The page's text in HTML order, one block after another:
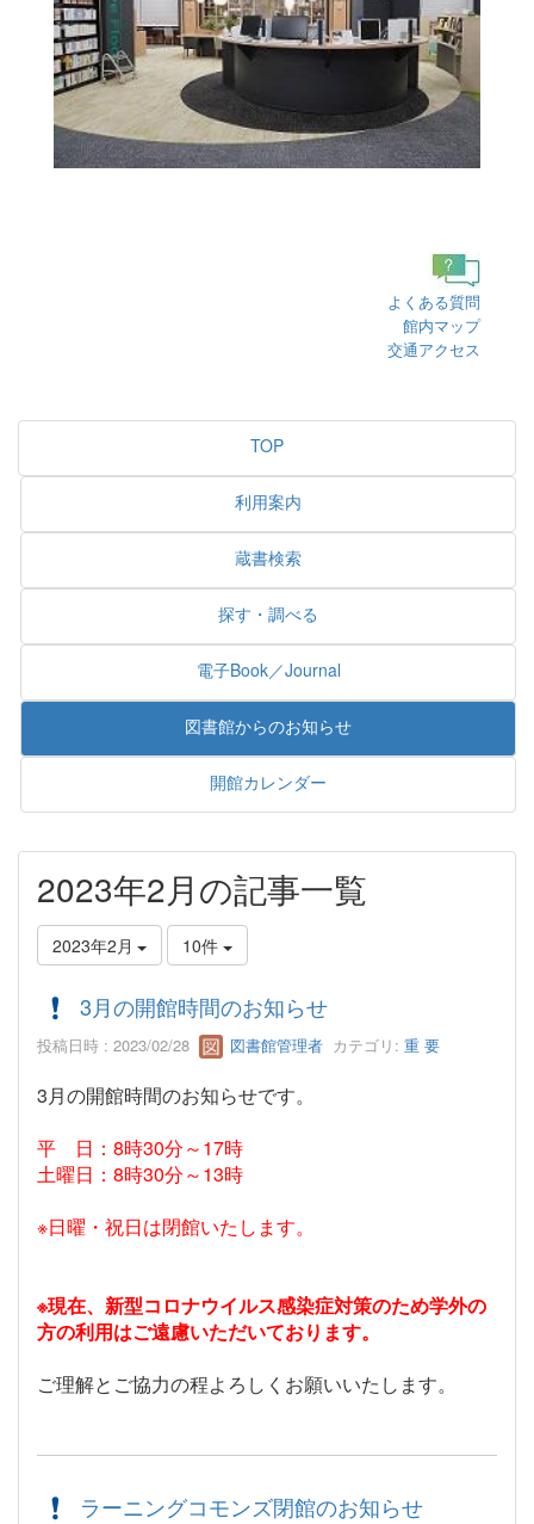
よくある質問
館内マップ
交通アクセス
TOP
利用案内
蔵書検索
探す・調べる
電子Book／Journal
図書館からのお知らせ
開館カレンダー
2023年2月の記事一覧
2023年2月 10件
3月の開館時間のお知らせ
投稿日時 : 2023/02/28 図書館管理者 カテゴリ: 重 要
3月の開館時間のお知らせです。
平 日：8時30分～17時
土曜日：8時30分～13時
※日曜・祝日は閉館いたします。
※現在、新型コロナウイルス感染症対策のため学外の
方の利用はご遠慮いただいております。
ご理解とご協力の程よろしくお願いいたします。
ラーニングコモンズ閉館のお知らせ